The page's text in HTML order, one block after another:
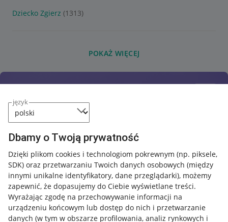
język
Dbamy o Twoją prywatność
Dzięki plikom cookies i technologiom pokrewnym (np. piksele,
SDK) oraz przetwarzaniu Twoich danych osobowych (między
innymi unikalne identyfikatory, dane przeglądarki), możemy
zapewnić, że dopasujemy do Ciebie wyświetlane treści.
Wyrażając zgodę na przechowywanie informacji na
urządzeniu końcowym lub dostęp do nich i przetwarzanie
danych (w tym w obszarze profilowania, analiz rynkowych i
Dziecko Zgierz (1313)
POKAŻ WIĘCEJ